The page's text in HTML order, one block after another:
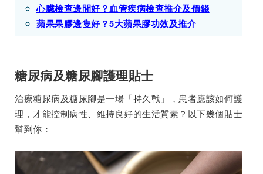
心臟檢查邊間好？血管疾病檢查推介及價錢
蘋果果膠邊隻好？5大蘋果膠功效及推介
糖尿病及糖尿腳護理貼士
治療糖尿病及糖尿腳是一場「持久戰」，患者應該如何護
理，才能控制病性、維持良好的生活質素？以下幾個貼士
幫到你：